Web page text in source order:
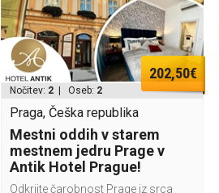
202,50€
Nočitev: 2 | Oseb: 2
Praga, Češka republika
Mestni oddih v starem
mestnem jedru Prage v
Antik Hotel Prague!
Odkrijte čarobnost Prage iz srca